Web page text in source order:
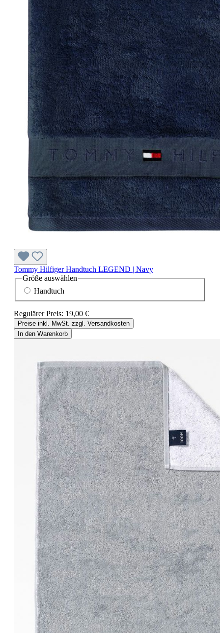
Tommy Hilfiger Handtuch LEGEND | Navy
Größe auswählen
Handtuch
Regulärer Preis: 19,00 €
Preise inkl. MwSt. zzgl. Versandkosten
In den Warenkorb